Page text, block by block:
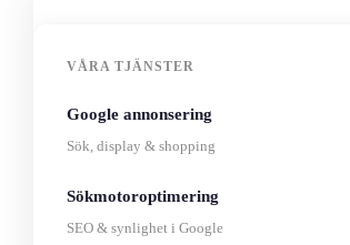
VÅRA TJÄNSTER
Google annonsering
Sök, display & shopping
Sökmotoroptimering
SEO & synlighet i Google